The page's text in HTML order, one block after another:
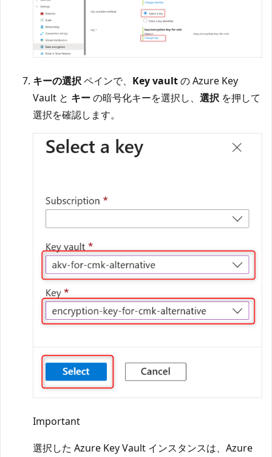
キーの選択ペインで、 Key vaultの Azure Key
Vault と キーの暗号化キーを選択し、 選択 を押して
選択を確認します。
Important
選択した Azure Key Vault インスタンスは、Azure